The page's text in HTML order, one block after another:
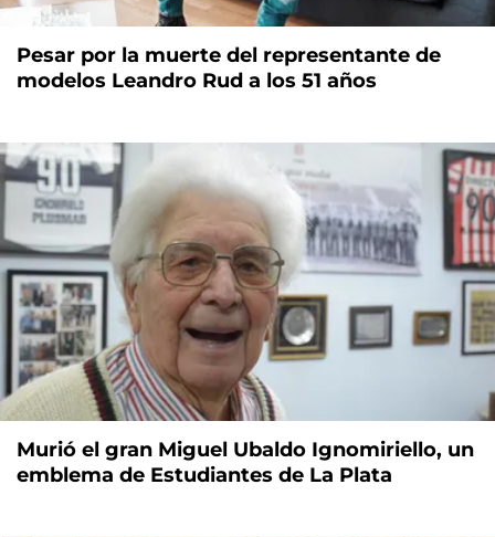
Pesar por la muerte del representante de
modelos Leandro Rud a los 51 años
Murió el gran Miguel Ubaldo Ignomiriello, un
emblema de Estudiantes de La Plata